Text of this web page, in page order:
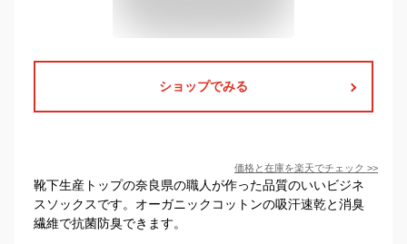
ショップでみる
価格と在庫を楽天でチェック >>
靴下生産トップの奈良県の職人が作った品質のいいビジネ
スソックスです。オーガニックコットンの吸汗速乾と消臭
繊維で抗菌防臭できます。